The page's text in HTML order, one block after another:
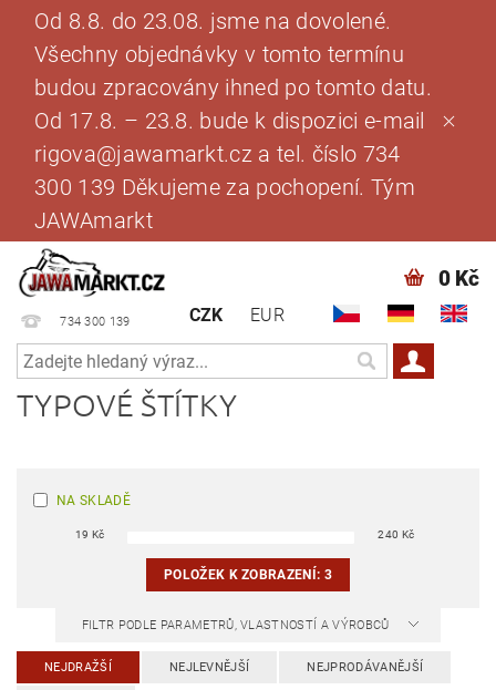
Od 8.8. do 23.08. jsme na dovolené.
Všechny objednávky v tomto termínu
budou zpracovány ihned po tomto datu.
Od 17.8. – 23.8. bude k dispozici e-mail
rigova@jawamarkt.cz a tel. číslo 734
300 139 Děkujeme za pochopení. Tým
JAWAmarkt
734 300 139 CZK EUR
0 Kč
TYPOVÉ ŠTÍTKY
NA SKLADĚ
19 Kč 240 Kč
POLOŽEK K ZOBRAZENÍ: 3
FILTR PODLE PARAMETRŮ, VLASTNOSTÍ A VÝROBCŮ
NEJDRAŽŠÍ NEJLEVNĚJŠÍ NEJPRODÁVANĚJŠÍ